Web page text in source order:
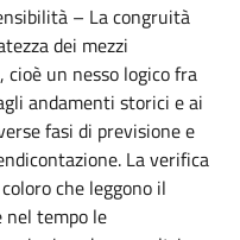
– La congruità
dei mezzi
un nesso logico fra
andamenti storici e ai
fasi di previsione e
La verifica
che leggono il
nel tempo le